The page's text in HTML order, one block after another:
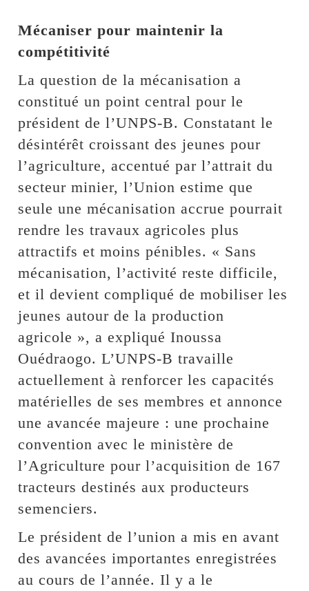
Mécaniser pour maintenir la
compétitivité
La question de la mécanisation a
constitué un point central pour le
président de l’UNPS-B. Constatant le
désintérêt croissant des jeunes pour
l’agriculture, accentué par l’attrait du
secteur minier, l’Union estime que
seule une mécanisation accrue pourrait
rendre les travaux agricoles plus
attractifs et moins pénibles. « Sans
mécanisation, l’activité reste difficile,
et il devient compliqué de mobiliser les
jeunes autour de la production
agricole », a expliqué Inoussa
Ouédraogo. L’UNPS-B travaille
actuellement à renforcer les capacités
matérielles de ses membres et annonce
une avancée majeure : une prochaine
convention avec le ministère de
l’Agriculture pour l’acquisition de 167
tracteurs destinés aux producteurs
semenciers.
Le président de l’union a mis en avant
des avancées importantes enregistrées
au cours de l’année. Il y a le